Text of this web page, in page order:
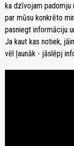
ka dzīvojam padomju
par mūsu konkrēto
pasniegt informāciju
Ja kaut kas notiek,
vēl ļaunāk - jāslēpj